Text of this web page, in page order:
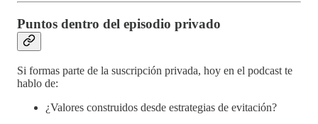
Puntos dentro del episodio privado
Si formas parte de la suscripción privada, hoy en el podcast te
hablo de:
¿Valores construidos desde estrategias de evitación?